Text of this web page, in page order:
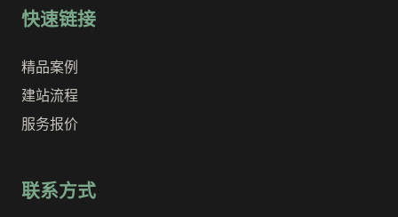
快速链接
精品案例
建站流程
服务报价
联系方式